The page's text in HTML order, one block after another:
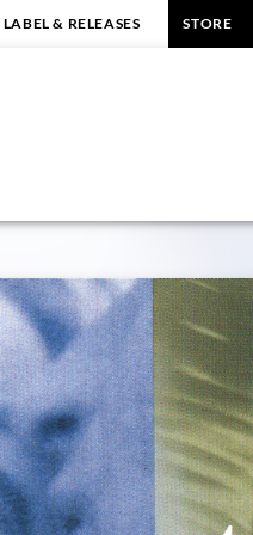
LABEL & RELEASES STORE